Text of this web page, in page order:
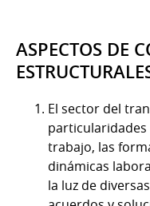
ASPECTOS DE
El sector del
trabajo, las
dinámicas
la luz de